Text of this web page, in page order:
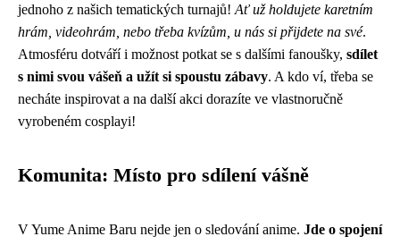
jednoho z našich tematických turnajů! Ať už holdujete karetním
hrám, videohrám, nebo třeba kvízům, u nás si přijdete na své.
Atmosféru dotváří i možnost potkat se s dalšími fanoušky, sdílet
s nimi svou vášeň a užít si spoustu zábavy. A kdo ví, třeba se
necháte inspirovat a na další akci dorazíte ve vlastnoručně
vyrobeném cosplayi!
Komunita: Místo pro sdílení vášně
V Yume Anime Baru nejde jen o sledování anime. Jde o spojení